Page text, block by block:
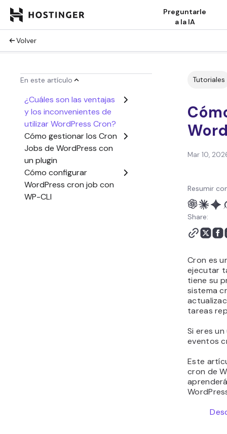
Preguntarle
a la IA
Volver
En este artículo
¿Cuáles son las ventajas
y los inconvenientes de
utilizar WordPress Cron?
Cómo gestionar los Cron
Jobs de WordPress con
un plugin
Cómo configurar
WordPress cron job con
WP-CLI
Tutoriales
Mar 10,
Resumir
Share:
Cron es
ejecutar
tiene su
sistema
tareas
Si eres
eventos
Este
cron de